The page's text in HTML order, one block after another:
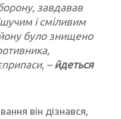
завдавав
і сміливим
було знищено
– йдеться
він дізнався,